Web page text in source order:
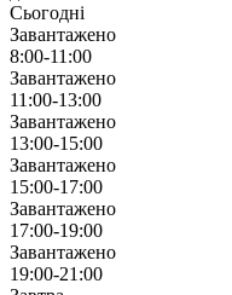
Сьогодні
Завантажено
8:00-11:00
Завантажено
11:00-13:00
Завантажено
13:00-15:00
Завантажено
15:00-17:00
Завантажено
17:00-19:00
Завантажено
19:00-21:00